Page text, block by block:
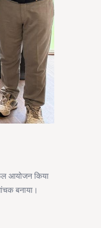
आयोजन किया
बनाया।